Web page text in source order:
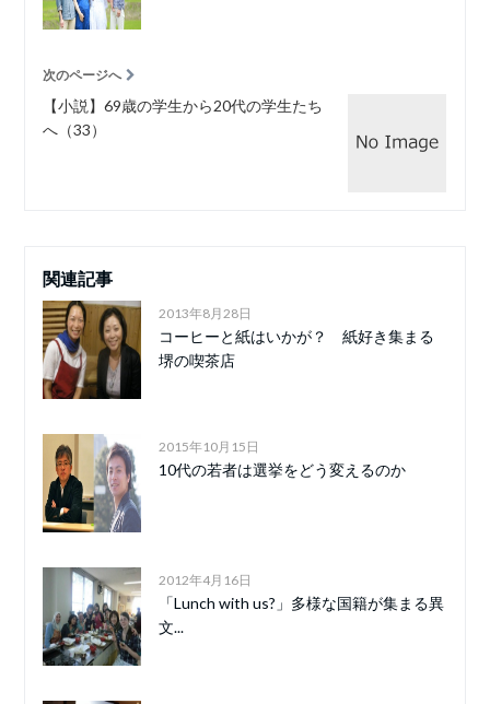
次のページへ
【小説】69歳の学生から20代の学生たち
へ（33）
関連記事
2013年8月28日
コーヒーと紙はいかが？ 紙好き集まる
堺の喫茶店
2015年10月15日
10代の若者は選挙をどう変えるのか
2012年4月16日
「Lunch with us?」多様な国籍が集まる異
文...